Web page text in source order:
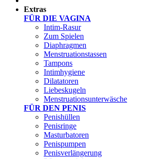
Extras
FÜR DIE VAGINA
Intim-Rasur
Zum Spielen
Diaphragmen
Menstruationstassen
Tampons
Intimhygiene
Dilatatoren
Liebeskugeln
Menstruationsunterwäsche
FÜR DEN PENIS
Penishüllen
Penisringe
Masturbatoren
Penispumpen
Penisverlängerung